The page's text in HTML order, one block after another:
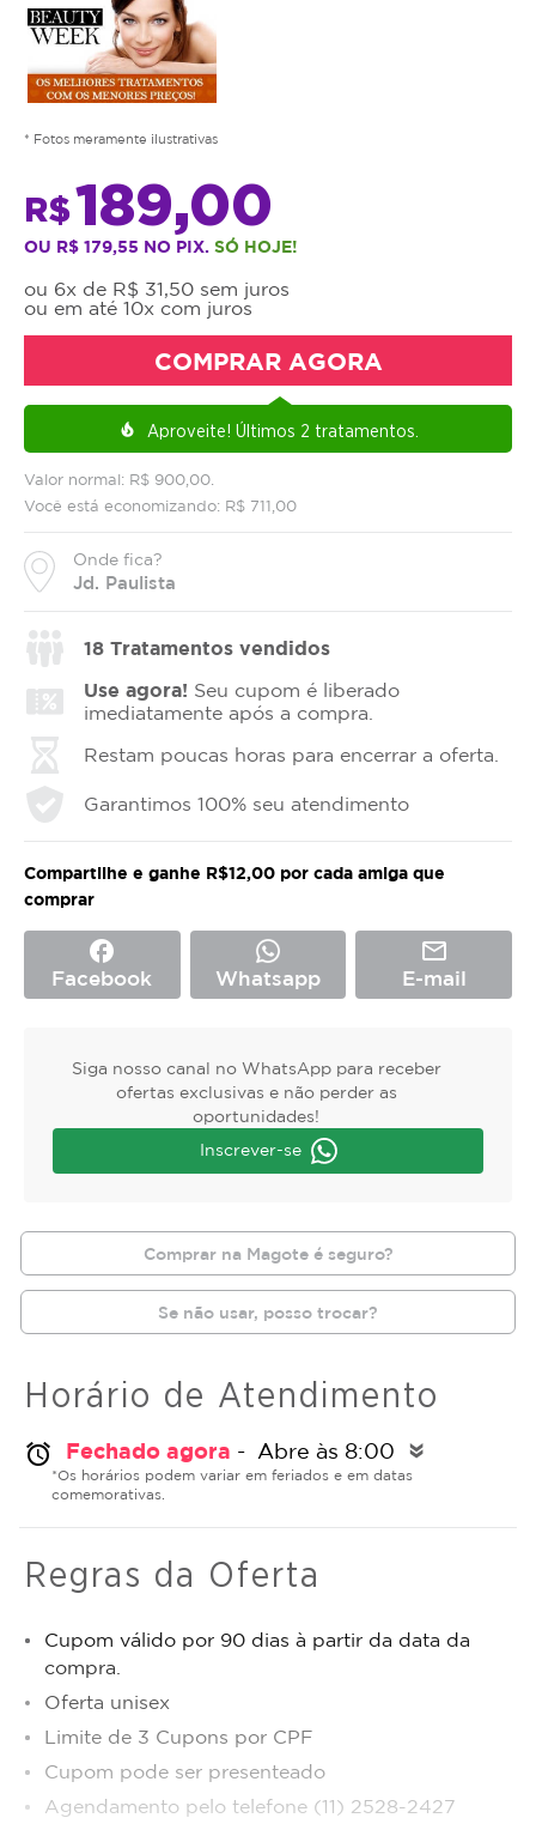
* Fotos meramente ilustrativas
Valor normal: R$ 900,00.
Você está economizando: R$ 711,00
Onde fica?
Jd. Paulista
R$189,00
OU R$ 179,55 NO PIX. SÓ HOJE!
ou 6x de R$ 31,50 sem juros
ou em até 10x com juros
COMPRAR AGORA
local_fire_department Aproveite! Últimos 2 tratamentos.
18 Tratamentos vendidos
Use agora! Seu cupom é liberado
imediatamente após a compra.
Restam poucas horas para encerrar a oferta.
Garantimos 100% seu atendimento
Compartilhe e ganhe R$12,00 por cada amiga que
comprar
facebook
Facebook Whatsapp
mail_outline
E-mail
Siga nosso canal no WhatsApp para receber
ofertas exclusivas e não perder as
oportunidades!
Inscrever-se
Comprar na Magote é seguro?
Se não usar, posso trocar?
Horário de Atendimento
alarm Fechado agora - Abre às 8:00 double_arrow
*Os horários podem variar em feriados e em datas
comemorativas.
Regras da Oferta
Cupom válido por 90 dias à partir da data da
compra.
Oferta unisex
Limite de 3 Cupons por CPF
Cupom pode ser presenteado
Agendamento pelo telefone (11) 2528-2427